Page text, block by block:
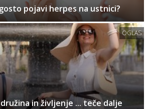
pojavi herpes na ustnici?
OGLAS
in življenje ... teče dalje